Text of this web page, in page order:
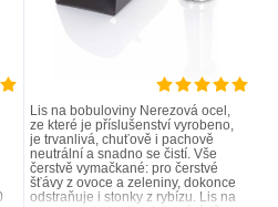
Lis na bobuloviny Nerezová ocel,
ze které je příslušenství vyrobeno,
je trvanlivá, chuťově i pachově
neutrální a snadno se čistí. Vše
čerstvě vymačkané: pro čerstvé
šťávy z ovoce a zeleniny, dokonce
odstraňuje i stonky z rybízu. Lis na